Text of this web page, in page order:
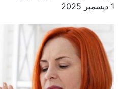
1 ديسمبر 2025